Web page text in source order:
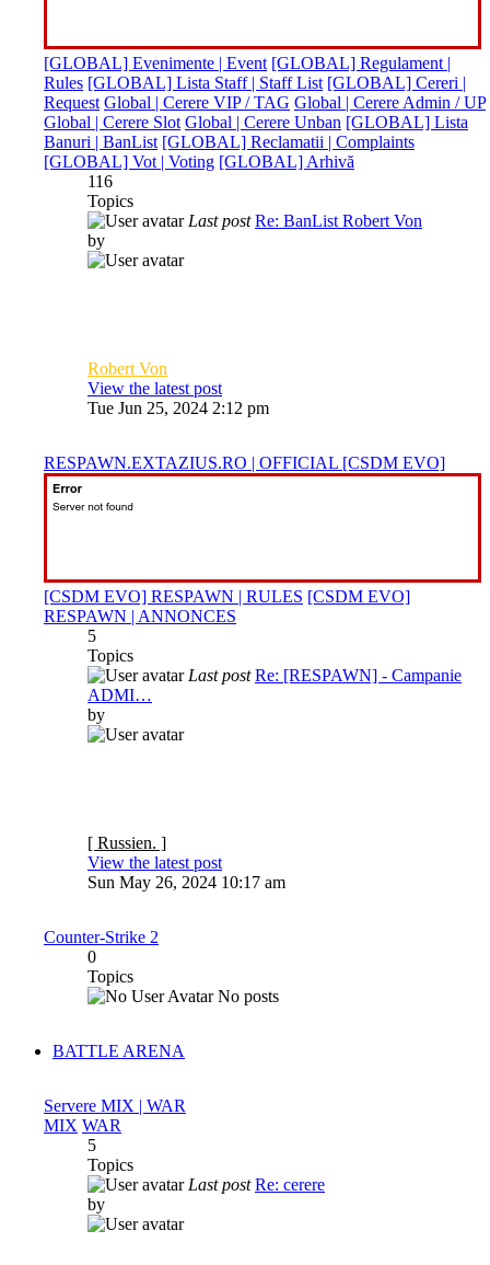
[GLOBAL] Evenimente | Event [GLOBAL] Regulament |
Rules [GLOBAL] Lista Staff | Staff List [GLOBAL] Cereri |
Request Global | Cerere VIP / TAG Global | Cerere Admin / UP
Global | Cerere Slot Global | Cerere Unban [GLOBAL] Lista
Banuri | BanList [GLOBAL] Reclamatii | Complaints
[GLOBAL] Vot | Voting [GLOBAL] Arhivă
116
Topics
Last post Re: BanList Robert Von
by
Robert Von
View the latest post
Tue Jun 25, 2024 2:12 pm
RESPAWN.EXTAZIUS.RO | OFFICIAL [CSDM EVO]
[CSDM EVO] RESPAWN | RULES [CSDM EVO]
RESPAWN | ANNONCES
5
Topics
Last post Re: [RESPAWN] - Campanie
ADMI…
by
[ Russien. ]
View the latest post
Sun May 26, 2024 10:17 am
Counter-Strike 2
0
Topics
No posts
BATTLE ARENA
Servere MIX | WAR
MIX WAR
5
Topics
Last post Re: cerere
by